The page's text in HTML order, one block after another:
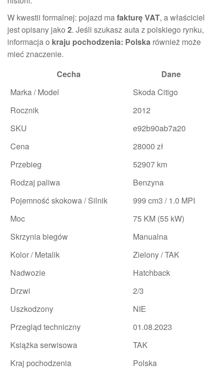
W kwestii formalnej: pojazd mafakturę VAT, a właściciel
jest opisany jako 2. Jeśli szukasz auta z polskiego rynku,
informacja o kraju pochodzenia: Polska również może
mieć znaczenie.
Cecha
Dane
Marka / Model
Skoda Citigo
Rocznik
2012
SKU
e92b90ab7a20
Cena
28000 zł
Przebieg
52907 km
Rodzaj paliwa
Benzyna
Pojemność skokowa / Silnik
999 cm3 / 1.0 MPI
Moc
75 KM (55 kW)
Skrzynia biegów
Manualna
Kolor / Metalik
Zielony / TAK
Nadwozie
Hatchback
Drzwi
2/3
Uszkodzony
NIE
Przegląd techniczny
01.08.2023
Książka serwisowa
TAK
Kraj pochodzenia
Polska